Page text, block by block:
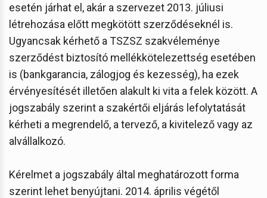
esetén járhat el, akár a szervezet 2013. júliusi
létrehozása előtt megkötött szerződéseknél is.
Ugyancsak kérhető a TSZSZ szakvéleménye
szerződést biztosító mellékkötelezettség esetében
is (bankgarancia, zálogjog és kezesség), ha ezek
érvényesítését illetően alakult ki vita a felek között. A
jogszabály szerint a szakértői eljárás lefolytatását
kérheti a megrendelő, a tervező, a kivitelező vagy az
alvállalkozó.
Kérelmet a jogszabály által meghatározott forma
szerint lehet benyújtani. 2014. április végétől